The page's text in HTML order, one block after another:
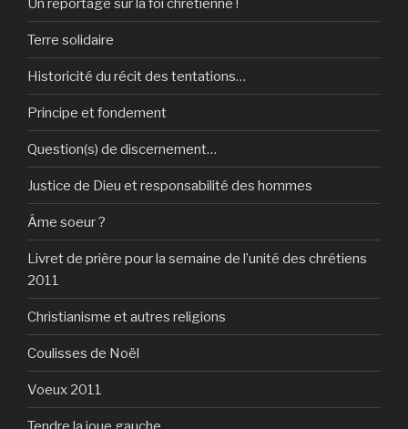
Terre solidaire
Historicité du récit des tentations…
Principe et fondement
Question(s) de discernement…
Justice de Dieu et responsabilité des hommes
Âme soeur ?
Livret de prière pour la semaine de l’unité des chrétiens
2011
Christianisme et autres religions
Coulisses de Noël
Voeux 2011